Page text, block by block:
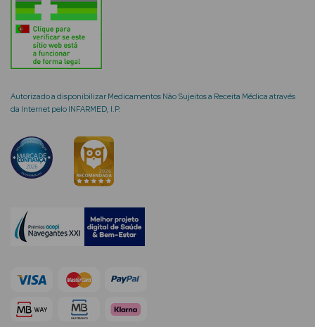
Desodorizantes
Esfoliantes
Corporais
Cicatrizantes
Estrias
Bronzeadores
Cuidados de
Mãos
Pés
Massajadores
Autorizado a disponibilizar Medicamentos Não Sujeitos a Receita Médica através
da Internet pelo INFARMED, I.P.